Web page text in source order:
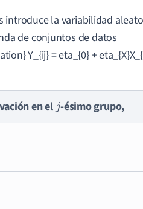
introduce la variabilidad
de conjuntos de datos
Y_{ij} = eta_{0} +
en elj-ésimo grupo,